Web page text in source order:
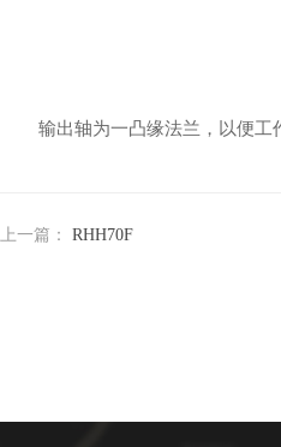
输出轴为一凸缘法兰，以便工作
上一篇： RHH70F